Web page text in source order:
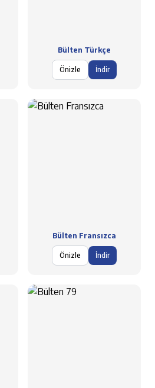
Bülten Türkçe
Önizle İndir
Bülten Fransızca
Önizle İndir